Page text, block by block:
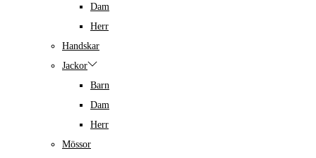
Dam
Herr
Handskar
Jackor
Barn
Dam
Herr
Mössor